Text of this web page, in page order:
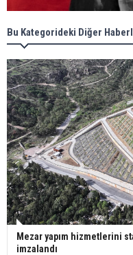
Bu Kategorideki Diğer
Mezar yapım hizmetlerini
imzalandı